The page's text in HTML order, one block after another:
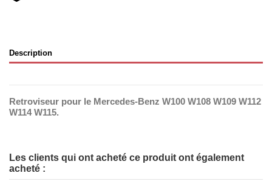
Description
Retroviseur pour le Mercedes-Benz W100 W108 W109 W112
W114 W115.
Les clients qui ont acheté ce produit ont également
acheté :